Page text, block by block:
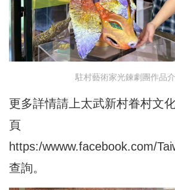
駐村藝術家光鍊劇團作品介
更多詳情請上太武新村眷村文
頁
https:/wwww.facebook.com/
查詢。